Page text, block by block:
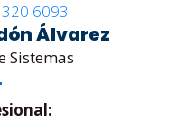
6093
Álvarez
Sistemas